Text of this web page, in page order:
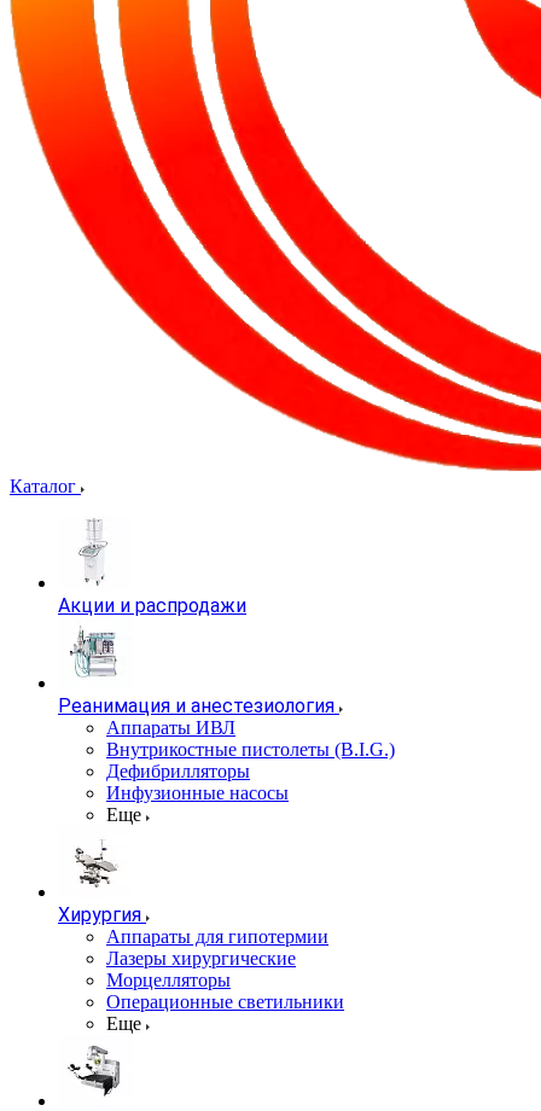
Каталог
Акции и распродажи
Реанимация и анестезиология
Аппараты ИВЛ
Внутрикостные пистолеты (B.I.G.)
Дефибрилляторы
Инфузионные насосы
Еще
Хирургия
Аппараты для гипотермии
Лазеры хирургические
Морцелляторы
Операционные светильники
Еще